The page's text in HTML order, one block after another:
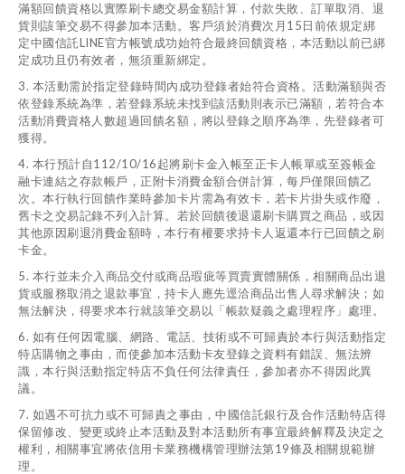
滿額回饋資格以實際刷卡總交易金額計算，付款失敗、訂單取消、退
貨則該筆交易不得參加本活動。客戶須於消費次月15日前依規定綁
定中國信託LINE官方帳號成功始符合最終回饋資格，本活動以前已綁
定成功且仍有效者，無須重新綁定。
3. 本活動需於指定登錄時間內成功登錄者始符合資格。活動滿額與否
依登錄系統為準，若登錄系統未找到該活動則表示已滿額，若符合本
活動消費資格人數超過回饋名額，將以登錄之順序為準，先登錄者可
獲得。
4. 本行預計自112/10/16起將刷卡金入帳至正卡人帳單或至簽帳金
融卡連結之存款帳戶，正附卡消費金額合併計算，每戶僅限回饋乙
次。本行執行回饋作業時參加卡片需為有效卡，若卡片掛失或作廢，
舊卡之交易記錄不列入計算。若於回饋後退還刷卡購買之商品，或因
其他原因刷退消費金額時，本行有權要求持卡人返還本行已回饋之刷
卡金。
5. 本行並未介入商品交付或商品瑕疵等買賣實體關係，相關商品出退
貨或服務取消之退款事宜，持卡人應先逕洽商品出售人尋求解決；如
無法解決，得要求本行就該筆交易以「帳款疑義之處理程序」處理。
6. 如有任何因電腦、網路、電話、技術或不可歸責於本行與活動指定
特店購物之事由，而使參加本活動卡友登錄之資料有錯誤、無法辨
識，本行與活動指定特店不負任何法律責任，參加者亦不得因此異
議。
7. 如遇不可抗力或不可歸責之事由，中國信託銀行及合作活動特店得
保留修改、變更或終止本活動及對本活動所有事宜最終解釋及決定之
權利，相關事宜將依信用卡業務機構管理辦法第19條及相關規範辦
理。